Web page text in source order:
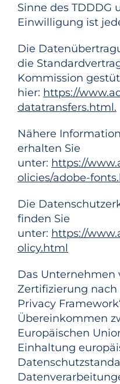
Sinne des TDDDG
Einwilligung ist
Die
die
Kommission
hier: https://
datatransfers.html.
Nähere
erhalten Sie
unter: https://
olicies/adobe-
Die
finden Sie
unter: https://
olicy.html
Das Unternehmen
Zertifizierung nach
Privacy
Übereinkommen
Europäischen
Einhaltung